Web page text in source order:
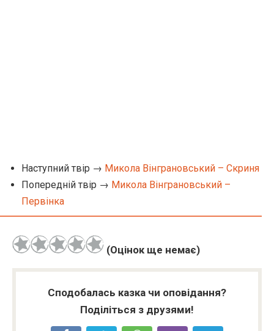
Наступний твір → Микола Вінграновський – Скриня
Попередній твір → Микола Вінграновський –
Первінка
(Оцінок ще немає)
Сподобалась казка чи оповідання?
Поділіться з друзями!